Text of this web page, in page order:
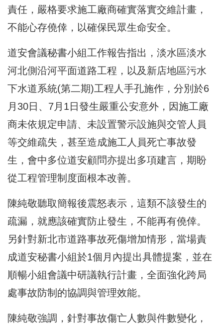
責任，嚴格要求施工廠商確實落實交維計畫，
不能心存僥倖，以確保民眾生命安全。
道安會議秘書小組工作報告指出，淡水區淡水
河北側沿河平面道路工程，以及新店地區污水
下水道系統(第二期)工程人手孔施作，分別於6
月30日、7月1日發生嚴重公安意外，因施工廠
商未依規定申請、未設置警示設施與交管人員
等交維疏失，甚至造成施工人員死亡事故發
生，會中多位道安顧問亦提出多項建言，期盼
從工程管理制度面根本改善。
陳純敬聽取簡報後震怒表示，這類不該發生的
疏漏，就應該確實防止發生，不能再有僥倖。
另針對新北市道路事故死傷增加情形，當場責
成道安秘書小組於1個月內提出具體提案，並在
順暢小組會議中研議執行計畫，全面強化跨局
處事故防制的協調與管理效能。
陳純敬強調，針對事故傷亡人數與件數變化，